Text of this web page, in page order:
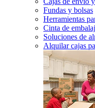
Fundas y bolsas
Herramientas
Cinta de
Soluciones de
Alquilar cajas